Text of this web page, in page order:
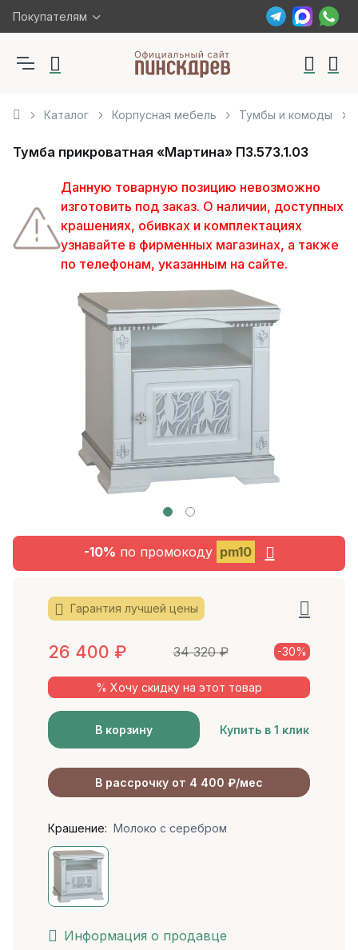
Покупателям
Каталог Корпусная мебель Тумбы и комоды
Тумба прикроватная «Мартина» П3.573.1.03
Данную товарную позицию невозможно
изготовить под заказ. О наличии, доступных
крашениях, обивках и комплектациях
узнавайте в фирменных магазинах, а также
по телефонам, указанным на сайте.
-10% по промокоду pm10
Гарантия лучшей цены
26 400 ₽ 34 320₽ -30%
% Хочу скидку на этот товар
В корзину Купить в 1 клик
В рассрочку от 4 400 ₽/мес
Крашение: Молоко с серебром
Информация о продавце